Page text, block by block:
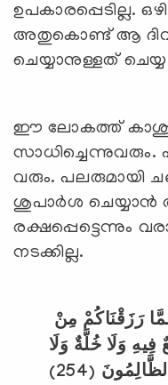
ഉപകാരപ്പെടില്ല.
അതുകൊണ്ട് ആ
ചെയ്യാനുള്ളത്
ഈ ലോകത്ത്
സാധിച്ചെന്നുവരും.
വരും. പലരുമായി
ശുപാര്‍ശ
രക്ഷപ്പെട്ടെന്നും
നടക്കില്ല.
رَزَقْنَاكُمْ مِنْ
فِيهِ وَلَا خُلَّةٌ وَلَا
(254)